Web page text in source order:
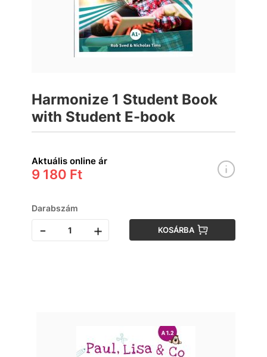
Harmonize 1 Student Book
with Student E-book
Aktuális online ár
9 180 Ft
Darabszám
- + KOSÁRBA